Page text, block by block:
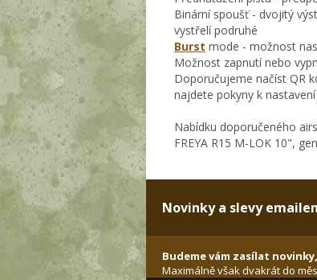
Binární spoušť - dvojitý
vystřelí podruhé
Burst mode - možnost
Možnost zapnutí nebo
Doporučujeme načíst QR
najdete pokyny k
Nabídku doporučeného
FREYA R15 M-LOK 10",
Novinky a slevy
Budeme vám zasílat
Maximálně však dvakrát do